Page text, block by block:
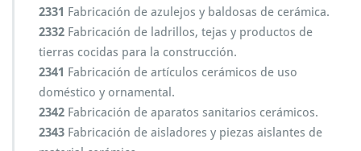
2331 Fabricación de azulejos y baldosas de cerámica.
2332 Fabricación de ladrillos, tejas y productos de
tierras cocidas para la construcción.
2341 Fabricación de artículos cerámicos de uso
doméstico y ornamental.
2342 Fabricación de aparatos sanitarios cerámicos.
2343 Fabricación de aisladores y piezas aislantes de